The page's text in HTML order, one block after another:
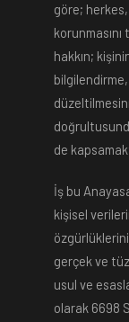
göre;
hakkın;
de
İş bu
kişisel
gerçek ve
usul ve
olarak 6698